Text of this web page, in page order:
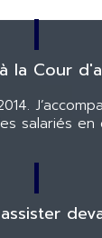
la Cour
salariés en